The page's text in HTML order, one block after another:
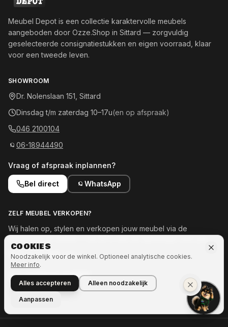
Meubel Depot is een collectie karaktervolle meubels
aangeboden door Ozze.Shop in Sittard — zorgvuldig
geselecteerde consignatiestukken en eigen voorraad, klaar
voor een tweede leven.
SHOWROOM
Dr. Nolenslaan 151, Sittard
Dinsdag t/m zaterdag 10–17u(en op afspraak)
046 2100104
06-18944490
Vraag of afspraak inplannen?
Bel direct WhatsApp
ZELF MEUBEL VERKOPEN?
Wij halen op, stylen en verkopen jouw meubel via de
Meld je meubel aan →
OOK INTERESSE IN MEER?
Naar Ozze.Shop →
COOKIES
Noodzakelijk voor de winkel. Optioneel analytische cookies.
Meer info.
Alles accepteren Alleen noodzakelijk
Aanpassen